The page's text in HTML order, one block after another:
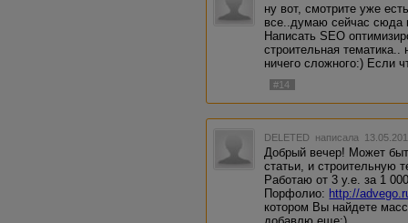
[ ссылки
[ ссылки
3.
заказ
Вариант
(белый
В первом
ну вот, смотрите уже
все..думаю сейчас сюда
Написать SEO
строительная
ничего сложного:) Если
#14
DELETED написала
Добрый вечер! Может
статьи, и строительную
Работаю от 3 у.е. за 1
Порфолио: http://
котором Вы найдете